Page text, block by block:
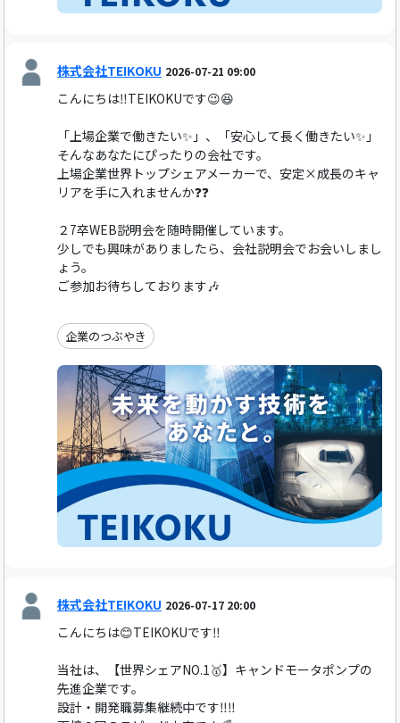
株式会社TEIKOKU 2026-07-21 09:00
こんにちは‼️TEIKOKUです😉😆
「上場企業で働きたい✨」、「安心して長く働きたい✨」
そんなあなたにぴったりの会社です。
上場企業世界トップシェアメーカーで、安定×成長のキャ
リアを手に入れませんか❓❓
２7卒WEB説明会を随時開催しています。
少しでも興味がありましたら、会社説明会でお会いしまし
ょう。
ご参加お待ちしております🎶
企業のつぶやき
株式会社TEIKOKU 2026-07-17 20:00
こんにちは😊TEIKOKUです‼️
当社は、【世界シェアNO.1🥇】キャンドモータポンプの
先進企業です。
設計・開発職募集継続中です‼️‼️